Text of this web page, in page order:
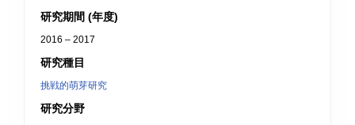
研究期間 (年度)
2016 – 2017
研究種目
挑戦的萌芽研究
研究分野